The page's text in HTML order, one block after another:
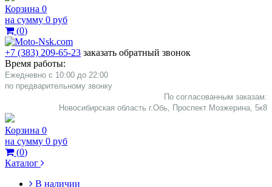
Корзина 0
на сумму 0 руб
(0)
+7 (383) 209-65-23 заказать обратный звонок
Время работы:
Ежедневно с 10:00 до 22:00
​по предварительному звонку
По согласованным заказам:
Новосибирская область г.Обь, Проспект Мозжерина, 5к8​
Корзина 0
на сумму 0 руб
(0)
Каталог
В наличии